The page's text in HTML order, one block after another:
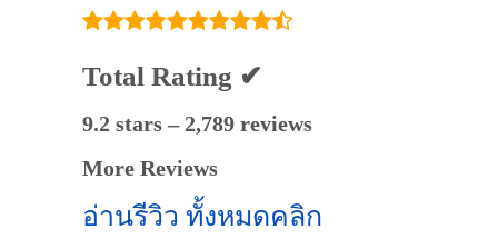
Total Rating ✔
9.2 stars – 2,789 reviews
More Reviews
อ่านรีวิว ทั้งหมดคลิก